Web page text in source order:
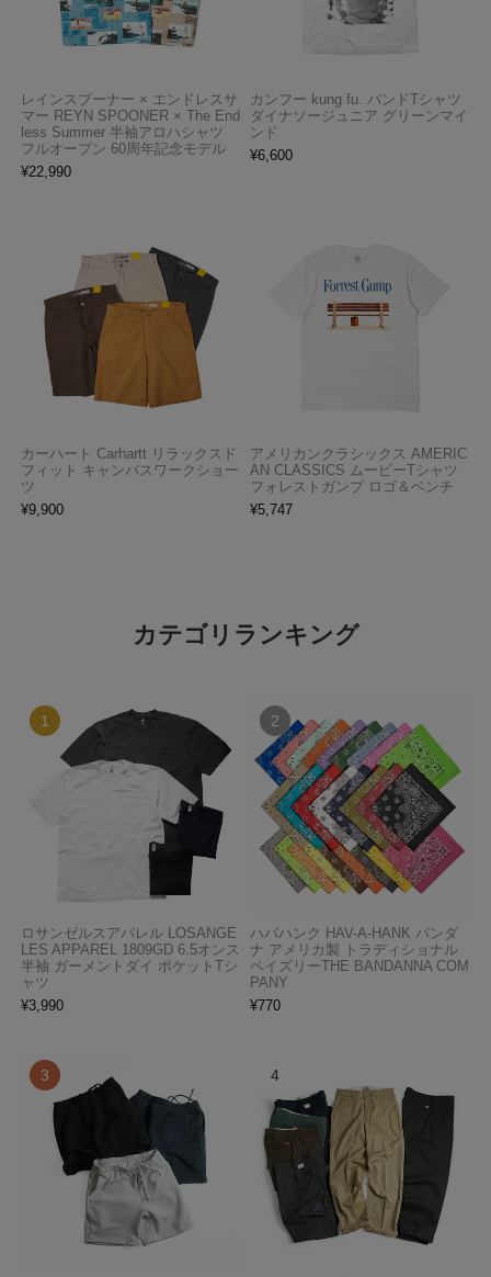
レインスプーナー × エンドレスサ
マー REYN SPOONER × The End
less Summer 半袖アロハシャツ
フルオープン 60周年記念モデル
¥22,990
カンフー kung fu. バンドTシャツ
ダイナソージュニア グリーンマイ
ンド
¥6,600
カーハート Carhartt リラックスド
フィット キャンバスワークショー
ツ
¥9,900
アメリカンクラシックス AMERIC
AN CLASSICS ムービーTシャツ
フォレストガンプ ロゴ＆ベンチ
¥5,747
カテゴリランキング
ロサンゼルスアパレル LOSANGE
LES APPAREL 1809GD 6.5オンス
半袖 ガーメントダイ ポケットTシ
ャツ
¥3,990
ハバハンク HAV-A-HANK バンダ
ナ アメリカ製 トラディショナル
ペイズリーTHE BANDANNA COM
PANY
¥770